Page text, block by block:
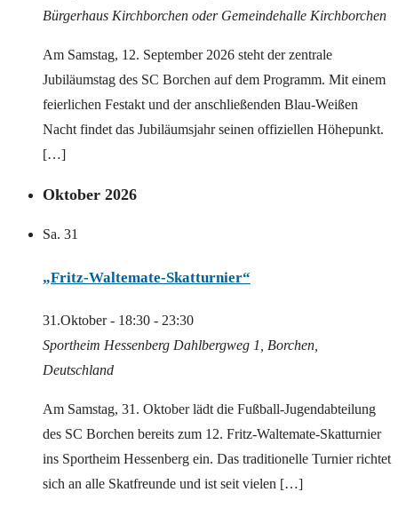
Bürgerhaus Kirchborchen oder Gemeindehalle Kirchborchen
Am Samstag, 12. September 2026 steht der zentrale
Jubiläumstag des SC Borchen auf dem Programm. Mit einem
feierlichen Festakt und der anschließenden Blau-Weißen
Nacht findet das Jubiläumsjahr seinen offiziellen Höhepunkt.
[…]
Oktober 2026
Sa. 31
„Fritz-Waltemate-Skatturnier“
31.Oktober - 18:30 - 23:30
Sportheim Hessenberg Dahlbergweg 1, Borchen,
Deutschland
Am Samstag, 31. Oktober lädt die Fußball-Jugendabteilung
des SC Borchen bereits zum 12. Fritz-Waltemate-Skatturnier
ins Sportheim Hessenberg ein. Das traditionelle Turnier richtet
sich an alle Skatfreunde und ist seit vielen […]